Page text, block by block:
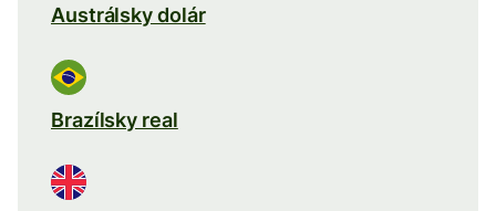
Austrálsky dolár
Brazílsky real